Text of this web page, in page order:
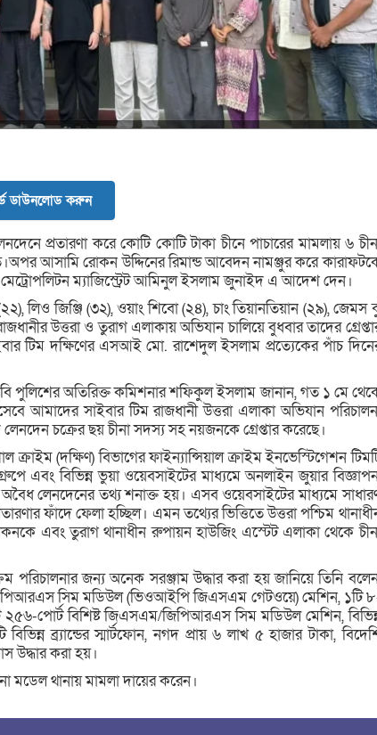
ডাউনলোড করুন
প্রতারণা করে কোটি কোটি টাকা চীনে পাচারের মামলায় ৬
আসামি রোকন উদ্দিনের রিমান্ড আবেদন নামঞ্জুর করে
মেট্রোপলিটন ম্যাজিস্ট্রেট আমিনুল ইসলাম জুনাইদ এ আদেশ দেন।
লিও জিঞ্জি (৩২), ওয়াং শিবো (২৪), চাং তিয়ানতিয়ান (২৯), জেমস
উত্তরা ও তুরাগ এলাকায় অভিযান চালিয়ে বুধবার তাদের
টিম দক্ষিণের এসআই মো. রাশেদুল ইসলাম প্রত্যেকের পাঁচ
পুলিশের অতিরিক্ত কমিশনার শফিকুল ইসলাম জানান, ‎গত ১ মে
আমাদের সাইবার টিম রাজধানী উত্তরা এলাকা অভিযান
চক্রের ছয় চীনা সদস্য সহ নয়জনকে গ্রেপ্তার করেছে।
(দক্ষিণ) বিভাগের ফাইন্যান্সিয়াল ক্রাইম ইনভেস্টিগেশন
এবং বিভিন্ন ভুয়া ওয়েবসাইটের মাধ্যমে অনলাইন জুয়ার
লেনদেনের তথ্য শনাক্ত হয়। এসব ওয়েবসাইটের মাধ্যমে
ফাঁদে ফেলা হচ্ছিল। এমন তথ্যের ভিত্তিতে উত্তরা পশ্চিম
এবং তুরাগ থানাধীন রুপায়ন হাউজিং এস্টেট এলাকা থেকে
জন্য অনেক সরঞ্জাম উদ্ধার করা হয় জানিয়ে তিনি
সিম মডিউল (ভিওআইপি জিএসএম গেটওয়ে) মেশিন, ১টি
পোর্ট বিশিষ্ট জিএসএম/জিপিআরএস সিম মডিউল মেশিন,
ব্র্যান্ডের স্মার্টফোন, নগদ প্রায় ৬ লাখ ৫ হাজার টাকা,
উদ্ধার করা হয়।
মডেল থানায় মামলা দায়ের করেন।